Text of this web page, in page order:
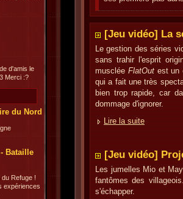
d'amis le
Merci :?
du Nord
Bataille
Refuge !
expériences
[Jeu vidéo] La
Le gestion des séries
sans trahir l'esprit
musclée FlatOut est un
qui a fait une très
bien trop rapide, car
dommage d'ignorer.
Lire la suite
[Jeu vidéo]
Les jumelles Mio et
fantômes des
s'échapper.